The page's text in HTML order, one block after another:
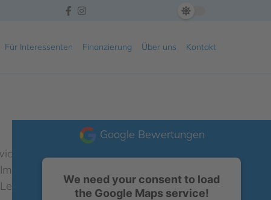
Für Interessenten Finanzierung Über uns Kontakt
emotionale und weitreichende
auszeichnet, ist es
kann dabei von unschätzbarem
Google Bewertungen
We need your consent to load
the Google Maps service!